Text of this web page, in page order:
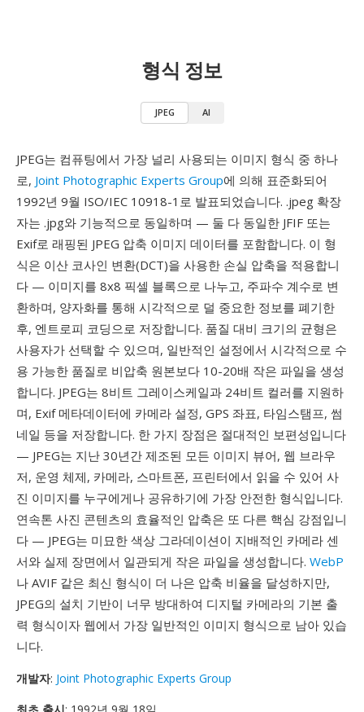
형식 정보
JPEG AI
JPEG는 컴퓨팅에서 가장 널리 사용되는 이미지 형식 중 하나
로, Joint Photographic Experts Group에 의해 표준화되어
1992년 9월 ISO/IEC 10918-1로 발표되었습니다. .jpeg 확장
자는 .jpg와 기능적으로 동일하며 — 둘 다 동일한 JFIF 또는
Exif로 래핑된 JPEG 압축 이미지 데이터를 포함합니다. 이 형
식은 이산 코사인 변환(DCT)을 사용한 손실 압축을 적용합니
다 — 이미지를 8x8 픽셀 블록으로 나누고, 주파수 계수로 변
환하며, 양자화를 통해 시각적으로 덜 중요한 정보를 폐기한
후, 엔트로피 코딩으로 저장합니다. 품질 대비 크기의 균형은
사용자가 선택할 수 있으며, 일반적인 설정에서 시각적으로 수
용 가능한 품질로 비압축 원본보다 10-20배 작은 파일을 생성
합니다. JPEG는 8비트 그레이스케일과 24비트 컬러를 지원하
며, Exif 메타데이터에 카메라 설정, GPS 좌표, 타임스탬프, 썸
네일 등을 저장합니다. 한 가지 장점은 절대적인 보편성입니다
— JPEG는 지난 30년간 제조된 모든 이미지 뷰어, 웹 브라우
저, 운영 체제, 카메라, 스마트폰, 프린터에서 읽을 수 있어 사
진 이미지를 누구에게나 공유하기에 가장 안전한 형식입니다.
연속톤 사진 콘텐츠의 효율적인 압축은 또 다른 핵심 강점입니
다 — JPEG는 미묘한 색상 그라데이션이 지배적인 카메라 센
서와 실제 장면에서 일관되게 작은 파일을 생성합니다. WebP
나 AVIF 같은 최신 형식이 더 나은 압축 비율을 달성하지만,
JPEG의 설치 기반이 너무 방대하여 디지털 카메라의 기본 출
력 형식이자 웹에서 가장 일반적인 이미지 형식으로 남아 있습
니다.
개발자: Joint Photographic Experts Group